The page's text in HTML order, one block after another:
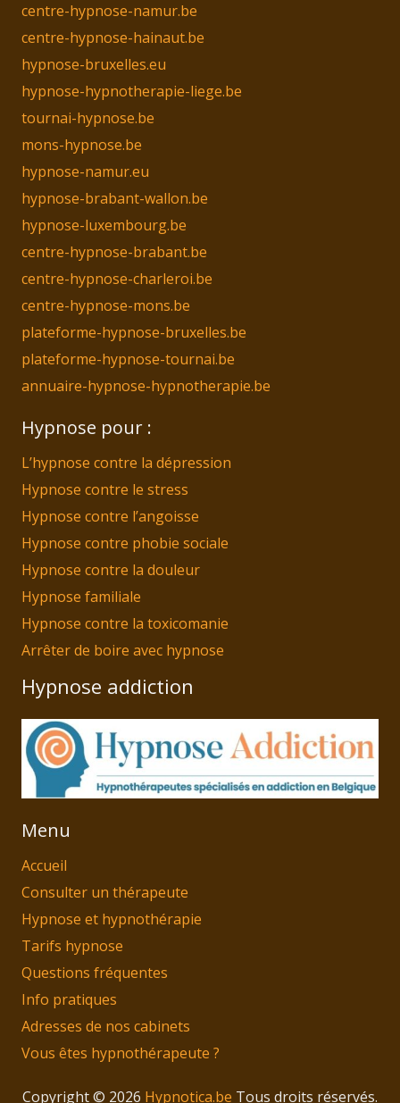
centre-hypnose-namur.be
centre-hypnose-hainaut.be
hypnose-bruxelles.eu
hypnose-hypnotherapie-liege.be
tournai-hypnose.be
mons-hypnose.be
hypnose-namur.eu
hypnose-brabant-wallon.be
hypnose-luxembourg.be
centre-hypnose-brabant.be
centre-hypnose-charleroi.be
centre-hypnose-mons.be
plateforme-hypnose-bruxelles.be
plateforme-hypnose-tournai.be
annuaire-hypnose-hypnotherapie.be
Hypnose pour :
L’hypnose contre la dépression
Hypnose contre le stress
Hypnose contre l’angoisse
Hypnose contre phobie sociale
Hypnose contre la douleur
Hypnose familiale
Hypnose contre la toxicomanie
Arrêter de boire avec hypnose
Hypnose addiction
Menu
Accueil
Consulter un thérapeute
Hypnose et hypnothérapie
Tarifs hypnose
Questions fréquentes
Info pratiques
Adresses de nos cabinets
Vous êtes hypnothérapeute ?
Copyright © 2026 Hypnotica.be Tous droits réservés.